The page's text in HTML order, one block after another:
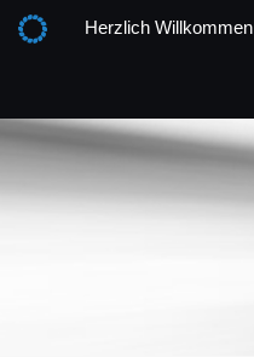
Herzlich Willkommen